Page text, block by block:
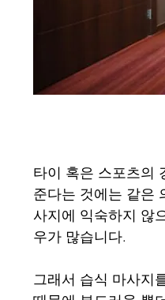
타이 혹은 스포츠의
준다는 것에는 같은
사지에 익숙하지 않
우가 많습니다.
그래서 습식 마사지